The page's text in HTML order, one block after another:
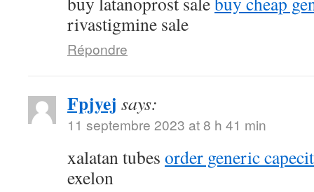
rivastigmine sale
Répondre
Fpjyej says:
11 septembre 2023 at 8 h 41 min
xalatan tubes order generic
exelon